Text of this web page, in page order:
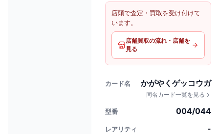
店頭で査定・買取を受け付けて
います。
店舗買取の流れ・店舗を
見る
カード名 かがやくゲッコウガ
同名カード一覧を見る
型番 004/044
レアリティ -